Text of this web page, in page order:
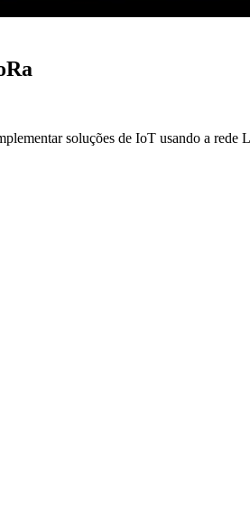
soluções de IoT usando a